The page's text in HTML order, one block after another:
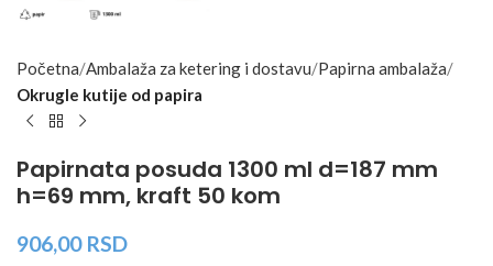
Početna Ambalaža za ketering i dostavu Papirna ambalaža
Okrugle kutije od papira
Papirnata posuda 1300 ml d=187 mm
h=69 mm, kraft 50 kom
906,00 RSD